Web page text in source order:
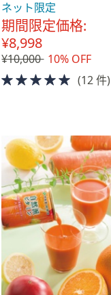
ネット限定
期間限定価格:
¥8,998
¥10,000 10% OFF
5.0
(12 件)